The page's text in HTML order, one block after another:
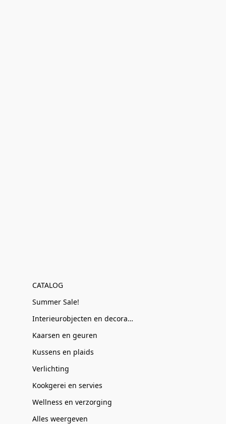
CATALOG
Summer Sale!
Interieurobjecten en decoratie
Kaarsen en geuren
Kussens en plaids
Verlichting
Kookgerei en servies
Wellness en verzorging
Alles weergeven